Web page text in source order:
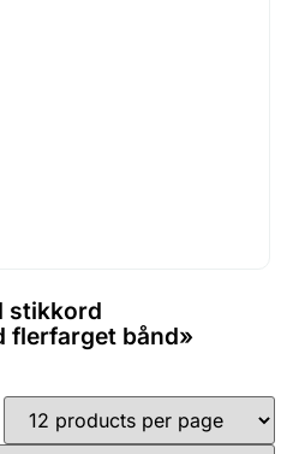
stikkord
flerfarget bånd»